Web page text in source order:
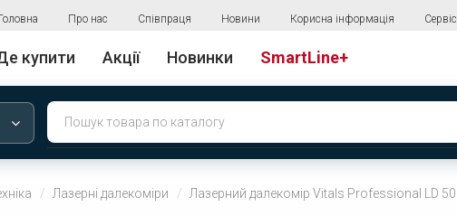
Головна Про нас Співпраця Новини Корисна інформація Сервіс
купити Акції Новинки SmartLine+
Лазерні далекоміри Лазерний далекомір Vitals Professional LD 50